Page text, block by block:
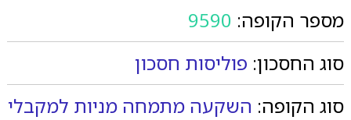
מספר הקופה: 9590
סוג החסכון: פוליסות חסכון
סוג הקופה: השקעה מתמחה מניות למקבלי